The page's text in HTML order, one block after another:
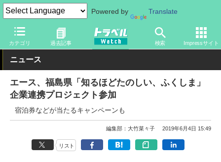
Powered by Translate
カテゴリ 過去記事 検索 Impressサイト
トラベル Watch 旅のアイテム 旅行グッズ バッグ
ニュース
エース、福島県「知るほどたのしい、ふくしま」
企業連携プロジェクト参加
宿泊券などが当たるキャンペーンも
編集部：大竹菜々子 2019年6月4日 15:49
リスト